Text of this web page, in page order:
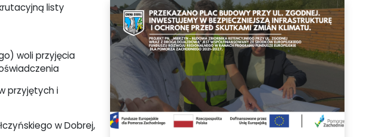
listy
woli przyjęcia
przyjętych i
w Dobrej,